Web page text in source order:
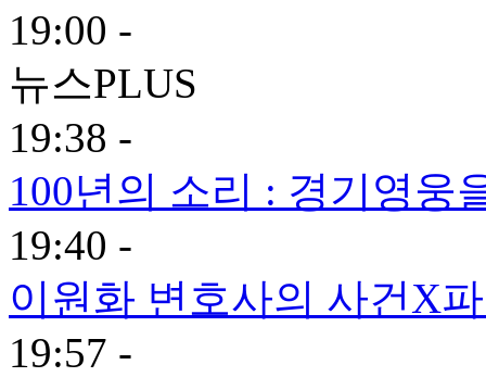
19:00 -
뉴스PLUS
19:38 -
100년의 소리 : 경기영웅
19:40 -
이원화 변호사의 사건X
19:57 -